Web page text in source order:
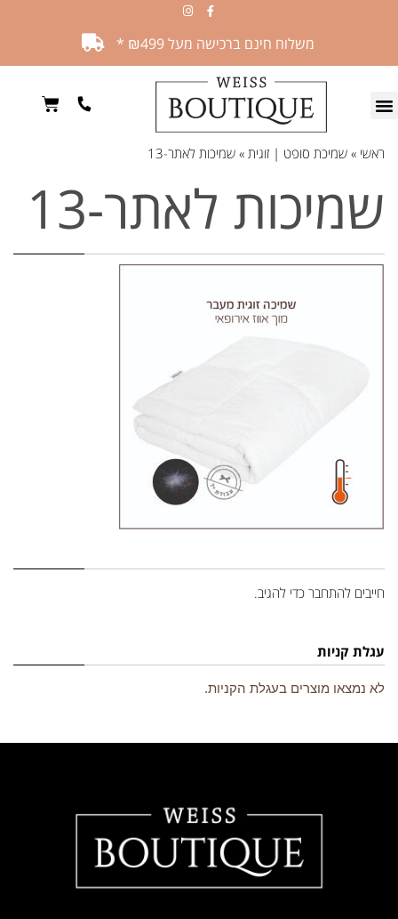
משלוח חינם ברכישה מעל ₪499 *
ראשי » שמיכת סופט | זוגית » שמיכות לאתר-13
שמיכות לאתר-13
חייבים להתחבר כדי להגיב.
עגלת קניות
לא נמצאו מוצרים בעגלת הקניות.